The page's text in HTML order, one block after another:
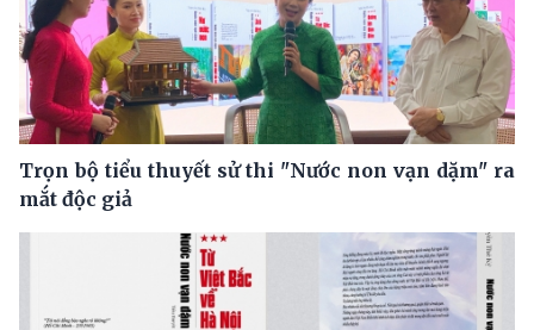
Trọn bộ tiểu thuyết sử thi "Nước non vạn dặm" ra
mắt độc giả